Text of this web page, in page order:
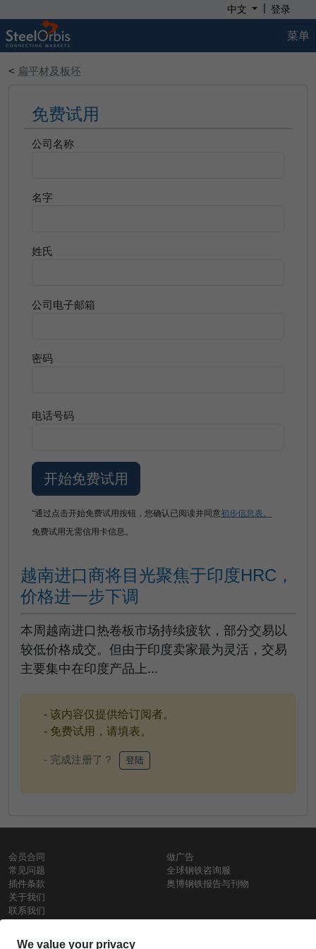
中文 | 登录
菜单
< 扁平材及板坯
免费试用
公司名称
名字
姓氏
公司电子邮箱
密码
电话号码
“通过点击开始免费试用按钮，您确认已阅读并同意初步信息表。
免费试用无需信用卡信息。
越南进口商将目光聚焦于印度HRC，
价格进一步下调
本周越南进口热卷板市场持续疲软，部分交易以
较低价格成交。但由于印度卖家最为灵活，交易
主要集中在印度产品上...
- 该内容仅提供给订阅者。
- 免费试用，请填表。
- 完成注册了？ 登陆
会员合同
常见问题
插件条款
关于我们
联系我们
做广告
全球钢铁咨询服
奥博钢铁报告与刊物